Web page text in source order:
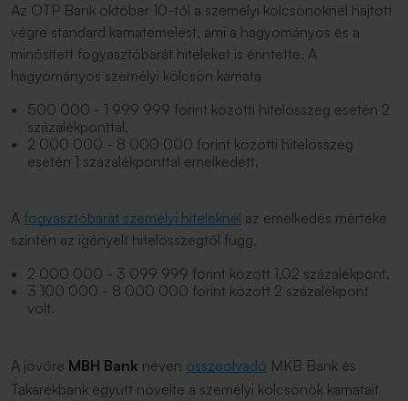
Az OTP Bank október 10-től a személyi kölcsönöknél hajtott
végre standard kamatemelést, ami a hagyományos és a
minősített fogyasztóbarát hiteleket is érintette. A
hagyományos személyi kölcsön kamata
500 000 - 1 999 999 forint közötti hitelösszeg esetén 2
százalékponttal,
2 000 000 - 8 000 000 forint közötti hitelösszeg
esetén 1 százalékponttal emelkedett.
A fogyasztóbarát személyi hiteleknél az emelkedés mértéke
szintén az igényelt hitelösszegtől függ,
2 000 000 - 3 099 999 forint között 1,02 százalékpont,
3 100 000 - 8 000 000 forint között 2 százalékpont
volt.
A jövőre MBH Bank néven összeolvadó MKB Bank és
Takarékbank együtt növelte a személyi kölcsönök kamatait